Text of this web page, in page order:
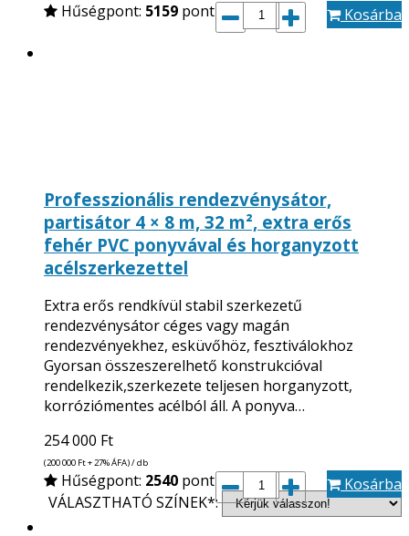
Hűségpont: 5159 pont Kosárba
Professzionális rendezvénysátor,
partisátor 4 × 8 m, 32 m², extra erős
fehér PVC ponyvával és horganyzott
acélszerkezettel
Extra erős rendkívül stabil szerkezetű
rendezvénysátor céges vagy magán
rendezvényekhez, esküvőhöz, fesztiválokhoz
Gyorsan összeszerelhető konstrukcióval
rendelkezik,szerkezete teljesen horganyzott,
korróziómentes acélból áll. A ponyva…
254 000 Ft
(200 000 Ft+ 27% ÁFA) / db
Hűségpont: 2540 pont
VÁLASZTHATÓ SZÍNEK*:
Kosárba